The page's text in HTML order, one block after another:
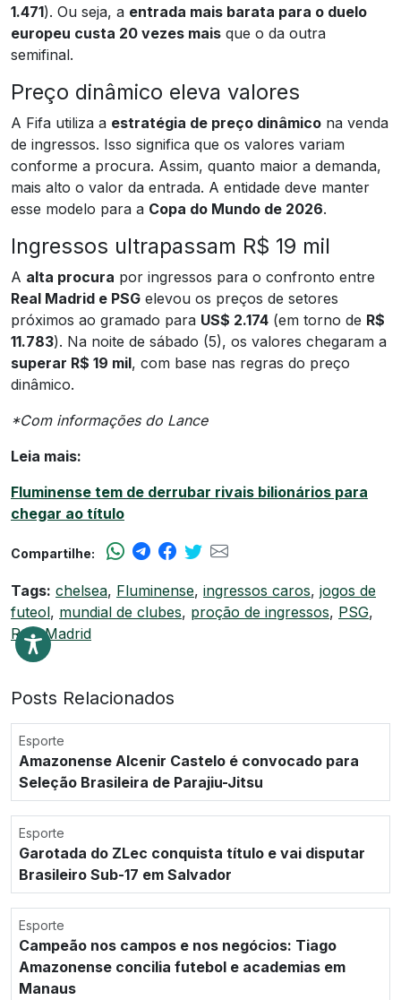
1.471). Ou seja, a entrada mais barata para o duelo
europeu custa 20 vezes mais que o da outra
semifinal.
Preço dinâmico eleva valores
A Fifa utiliza a estratégia de preço dinâmico na venda
de ingressos. Isso significa que os valores variam
conforme a procura. Assim, quanto maior a demanda,
mais alto o valor da entrada. A entidade deve manter
esse modelo para a Copa do Mundo de 2026.
Ingressos ultrapassam R$ 19 mil
A alta procura por ingressos para o confronto entre
Real Madrid e PSG elevou os preços de setores
próximos ao gramado para US$ 2.174 (em torno de R$
11.783). Na noite de sábado (5), os valores chegaram a
superar R$ 19 mil, com base nas regras do preço
dinâmico.
*Com informações do Lance
Leia mais:
Fluminense tem de derrubar rivais bilionários para
chegar ao título
Compartilhe:
Tags: chelsea, Fluminense, ingressos caros, jogos de
futeol, mundial de clubes, proção de ingressos, PSG,
Real Madrid
Posts Relacionados
Esporte
Amazonense Alcenir Castelo é convocado para
Seleção Brasileira de Parajiu-Jitsu
Esporte
Garotada do ZLec conquista título e vai disputar
Brasileiro Sub-17 em Salvador
Esporte
Campeão nos campos e nos negócios: Tiago
Amazonense concilia futebol e academias em
Manaus